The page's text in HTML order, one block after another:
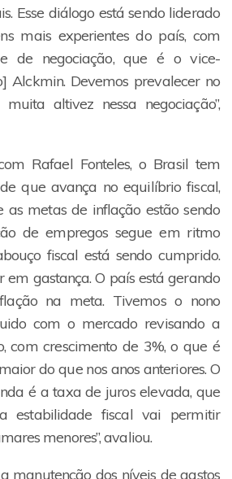
Esse diálogo está sendo liderado
mais experientes do país, com
de negociação, que é o vice-
Alckmin. Devemos prevalecer no
altivez nessa negociação”,
Rafael Fonteles, o Brasil tem
que avança no equilíbrio fiscal,
metas de inflação estão sendo
de empregos segue em ritmo
fiscal está sendo cumprido.
em gastança. O país está gerando
na meta. Tivemos o nono
com o mercado revisando a
com crescimento de 3%, o que é
do que nos anos anteriores. O
é a taxa de juros elevada, que
estabilidade fiscal vai permitir
menores”, avaliou.
manutenção dos níveis de gastos